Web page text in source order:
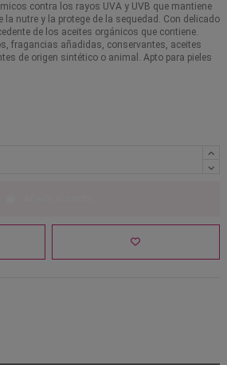
contra los rayos UVA y UVB que mantiene
la nutre y la protege de la sequedad. Con delicado
de los aceites orgánicos que contiene.
fragancias añadidas, conservantes, aceites
de origen sintético o animal. Apto para pieles